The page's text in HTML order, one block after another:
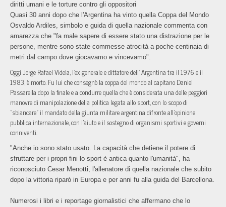
diritti umani e le torture contro gli oppositori
Quasi 30 anni dopo che l'Argentina ha vinto quella Coppa del Mondo
Osvaldo Ardiles, simbolo e guida di quella nazionale commenta con
amarezza che "fa male sapere di essere stato una distrazione per le
persone, mentre sono state commesse atrocità a poche centinaia di
metri dal campo dove giocavamo e vincevamo".
Oggi Jorge Rafael Videla, l'ex generale e dittatore dell' Argentina tra il 1976 e il
1983, è morto. Fu lui che consegnò la coppa del mondo al capitano Daniel
Passarella dopo la finale e a condurre quella che è considerata una delle peggiori
manovre di manipolazione della politica legata allo sport, con lo scopo di
"sbiancare" il mandato della giunta militare argentina difronte all'opinione
pubblica internazionale, con l'aiuto e il sostegno di organismi sportivi e governi
conniventi.
"Anche io sono stato usato. La capacità che detiene il potere di
sfruttare per i propri fini lo sport è antica quanto l'umanità", ha
riconosciuto Cesar Menotti, l'allenatore di quella nazionale che subito
dopo la vittoria riparò in Europa e per anni fu alla guida del Barcellona.
Numerosi i libri e i reportage giornalistici che affermano che lo